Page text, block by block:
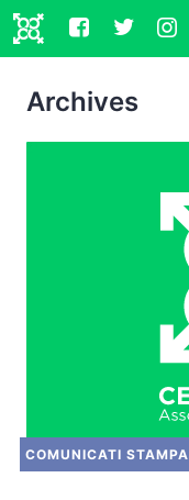
Archives
COMUNICATI STAMPA